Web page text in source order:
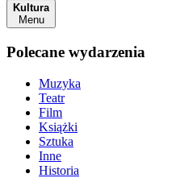
Kultura
Menu
Polecane wydarzenia
Muzyka
Teatr
Film
Książki
Sztuka
Inne
Historia